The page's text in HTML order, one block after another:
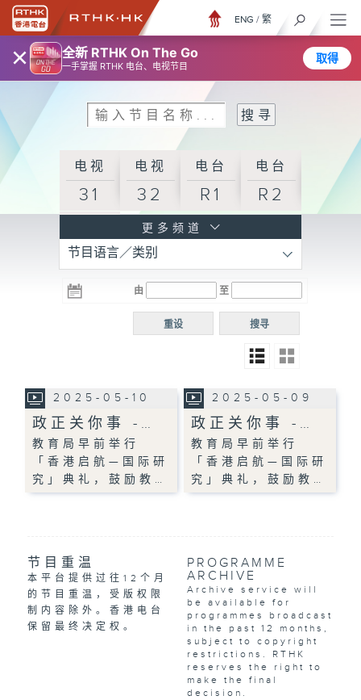
× 全新 RTHK On The Go
一手掌握 RTHK 电台、电视节目
取得
ENG / 繁
电视
31
电视
32
电台
R1
电台
R2
R3
电台 电台
R5
电台
普通
更多频道
节目语言／类别
由 至
搜寻
重设
2025-05-10
政正关你事 -…
教育局早前举行
「香港启航—国际研
究」典礼，鼓励教…
2025-05-09
政正关你事 -…
教育局早前举行
「香港启航—国际研
究」典礼，鼓励教…
节目重温
本平台提供过往12个月
的节目重温，受版权限
制内容除外。香港电台
保留最终决定权。
PROGRAMME
ARCHIVE
Archive service will
be available for
programmes broadcast
in the past 12 months,
subject to copyright
restrictions. RTHK
reserves the right to
make the final
decision.